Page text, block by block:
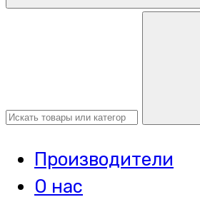
Производители
О нас